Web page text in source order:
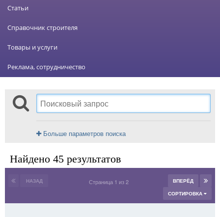
Статьи
Справочник строителя
Товары и услуги
Реклама, сотрудничество
Больше параметров поиска
Найдено 45 результатов
НАЗАД ВПЕРЁД
Страница 1 из 2
СОРТИРОВКА